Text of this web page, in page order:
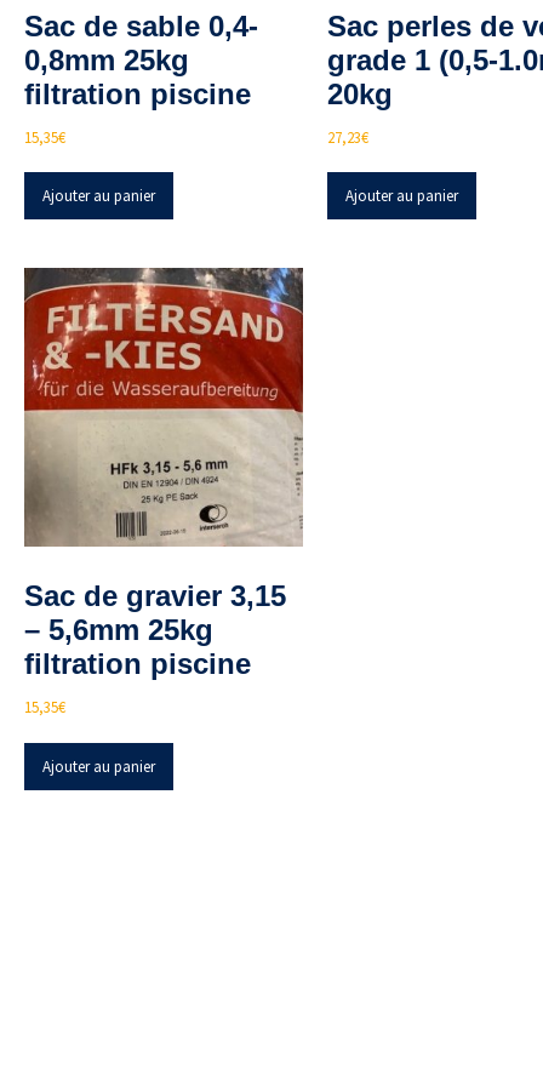
Sac de sable 0,4-
0,8mm 25kg
filtration piscine
15,35€
Ajouter au panier
Sac perles de
grade 1 (0,5-
20kg
27,23€
Ajouter au panier
Sac de gravier 3,15
– 5,6mm 25kg
filtration piscine
15,35€
Ajouter au panier